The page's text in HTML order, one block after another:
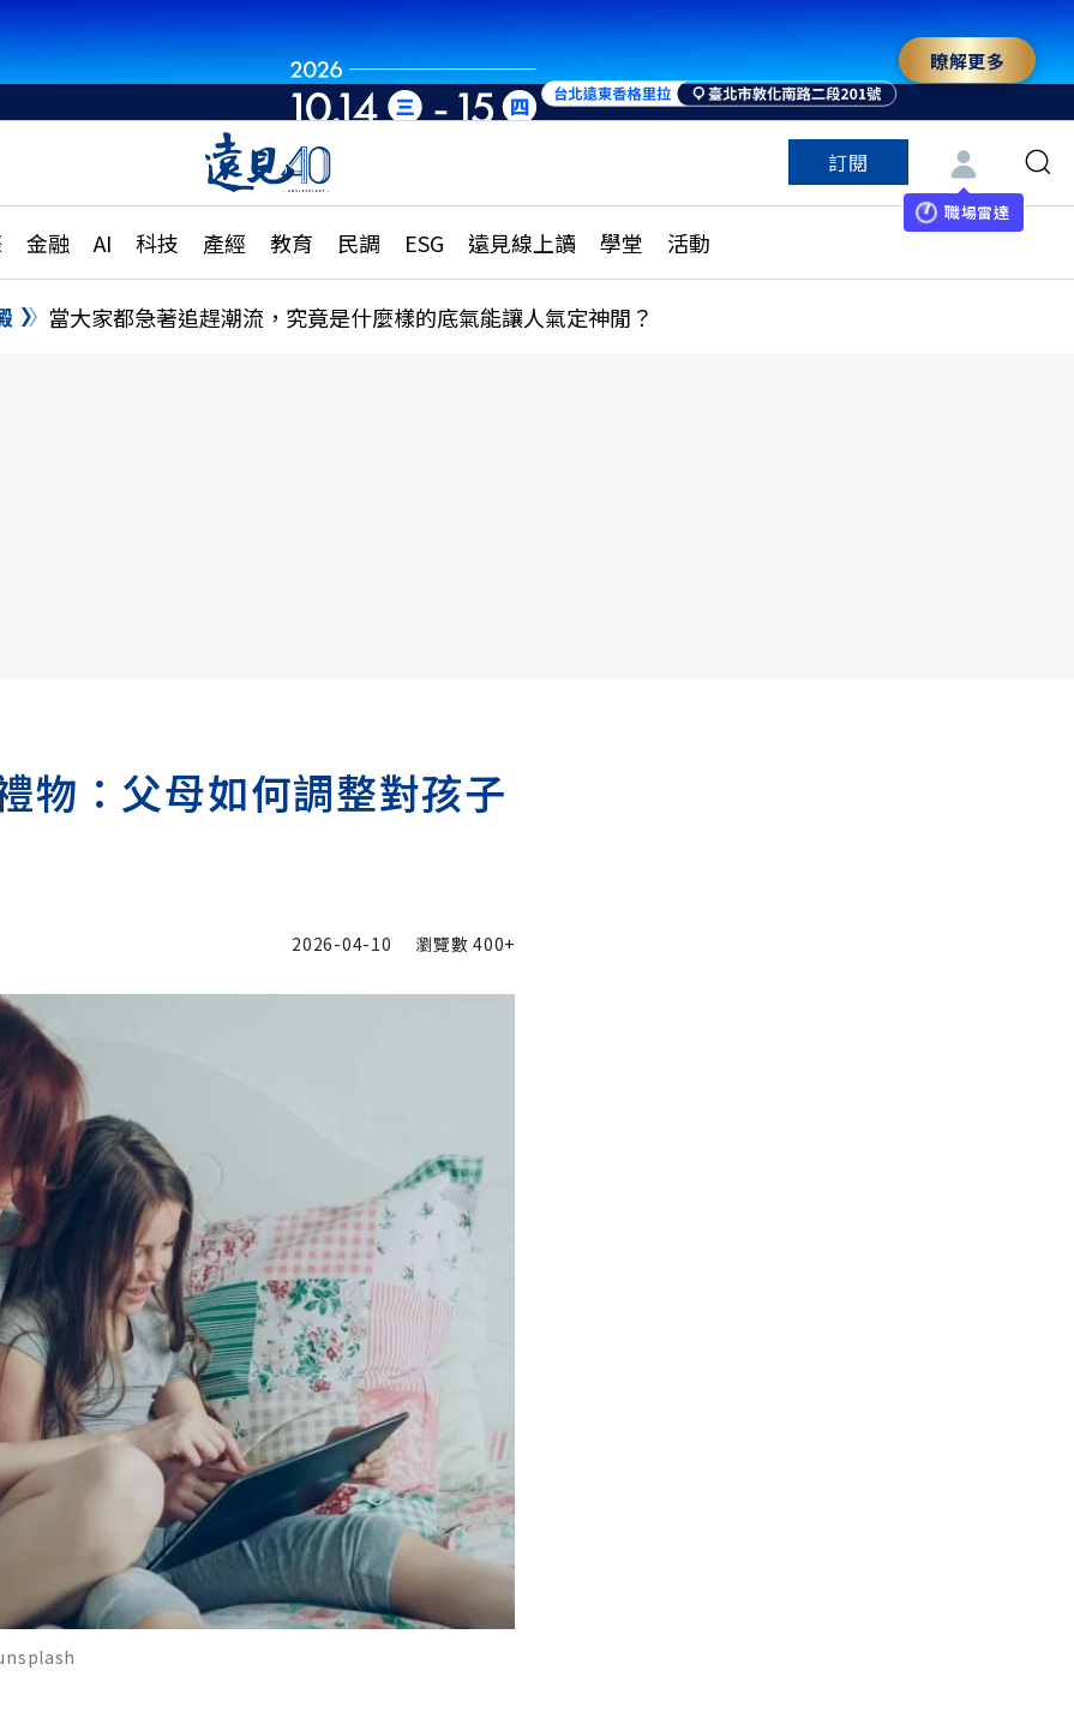
瞭解更多
訂閱
職場雷達
金融 AI 科技 產經 教育 民調 ESG 遠見線上讀 學堂 活動
國際
特輯
大學升學、職涯攻略
縣市施政調查全解析
民調
更多訂閱方案
特色頻道
當大家都急著追趕潮流，究竟是什麼樣的底氣能讓人氣定神閒？
物：父母如何調整對孩子
2026-04-10 瀏覽數400+